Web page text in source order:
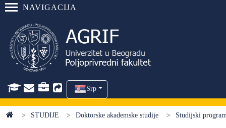
NAVIGACIJA
Srp
STUDIJE Doktorske akademske studije Studijski